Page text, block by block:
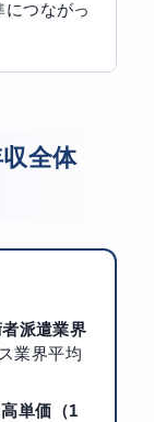
つながっ
全体
派遣業界
業界平均
単価（1